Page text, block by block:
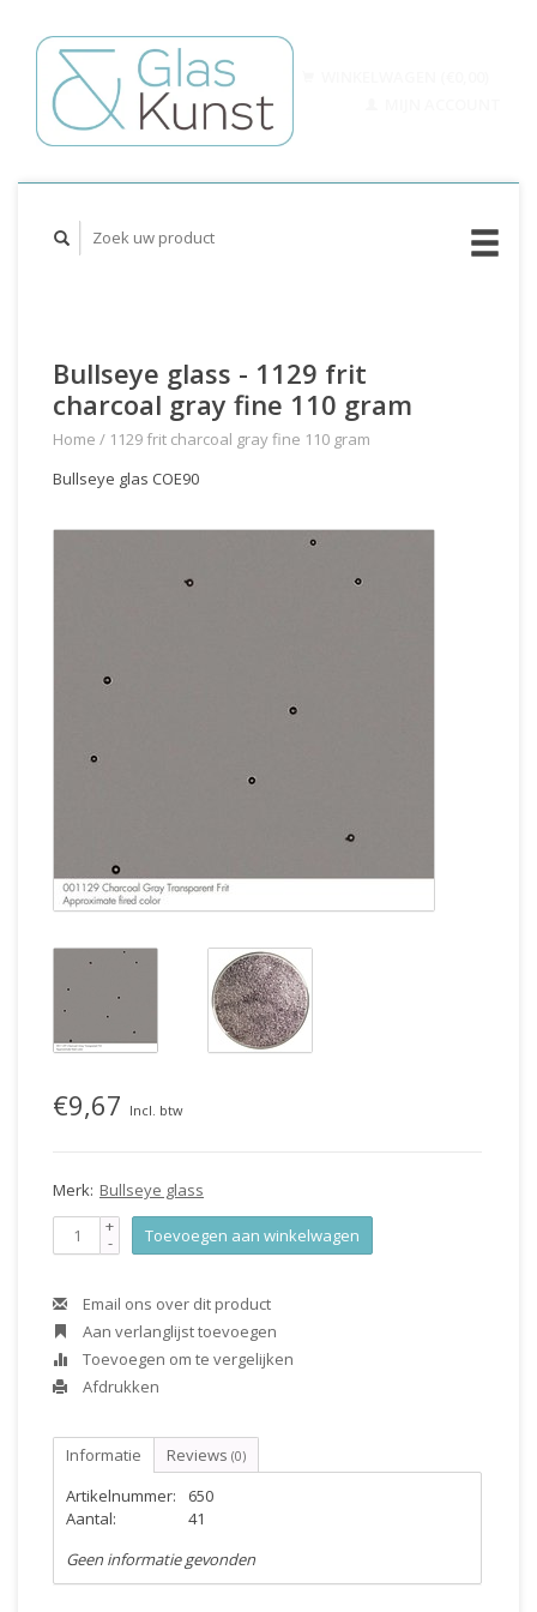
Bullseye glass - 1129 frit
charcoal gray fine 110 gram
Home / 1129 frit charcoal gray fine 110 gram
Bullseye glas COE90
€9,67 Incl. btw
Merk: Bullseye glass
+
- Toevoegen aan winkelwagen
Email ons over dit product
Aan verlanglijst toevoegen
Toevoegen om te vergelijken
Afdrukken
Informatie Reviews (0)
Artikelnummer:
650
Aantal:
41
Geen informatie gevonden